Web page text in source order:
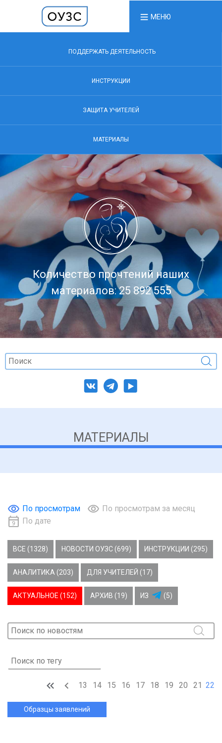
МЕНЮ
ПОДДЕРЖАТЬ ДЕЯТЕЛЬНОСТЬ
ИНСТРУКЦИИ
ЗАЩИТА УЧИТЕЛЕЙ
МАТЕРИАЛЫ
Количество прочтений наших
материалов: 25 892 555
МАТЕРИАЛЫ
По просмотрам
По просмотрам за месяц
По дате
ВСЕ (1328) НОВОСТИ ОУЗС (699) ИНСТРУКЦИИ (295)
АНАЛИТИКА (203) ДЛЯ УЧИТЕЛЕЙ (17)
АКТУАЛЬНОЕ (152) АРХИВ (19) ИЗ (5)
13 14 15 16 17 18 19 20 21 22
Образцы заявлений